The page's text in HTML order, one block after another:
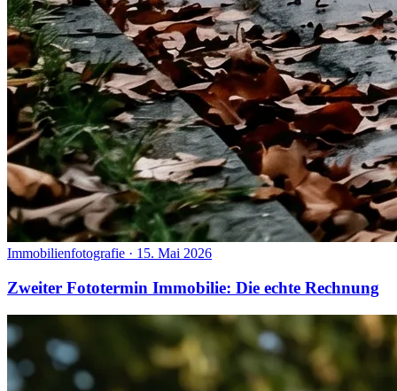
Immobilienfotografie · 15. Mai 2026
Zweiter Fototermin Immobilie: Die echte Rechnung